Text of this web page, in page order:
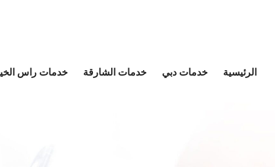
الرئيسية خدمات دبي خدمات الشارقة خدمات راس